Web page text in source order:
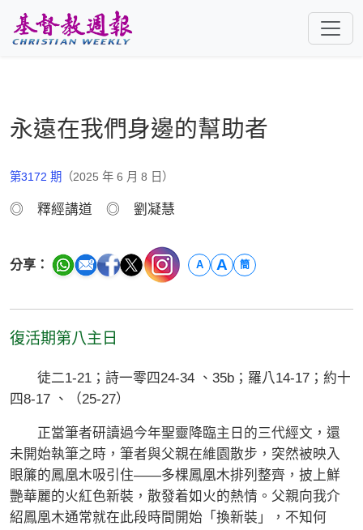
永遠在我們身邊的幫助者
第3172 期 （2025 年 6 月 8 日）
◎ 釋經講道 ◎ 劉凝慧
分享： A A 簡
復活期第八主日
徒二1-21；詩一零四24-34 、35b；羅八14-17；約十
四8-17 、（25-27）
正當筆者研讀過今年聖靈降臨主日的三代經文，還
未開始執筆之時，筆者與父親在維園散步，突然被映入
眼簾的鳳凰木吸引住——多棵鳳凰木排列整齊，披上鮮
艷華麗的火紅色新裝，散發着如火的熱情。父親向我介
紹鳳凰木通常就在此段時間開始「換新裝」，不知何